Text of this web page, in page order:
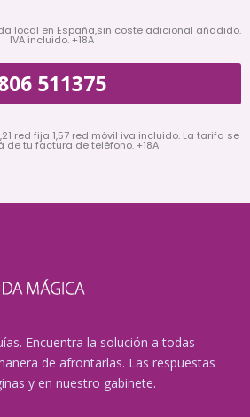
local en España,sin coste adicional añadido.
IVA incluido. +18A
511375
red fija 1,57 red móvil iva incluido. La tarifa se
de tu factura de teléfono. +18A
Encuentra la solución a todas
de afrontarlas. Las respuestas
y en nuestro gabinete.